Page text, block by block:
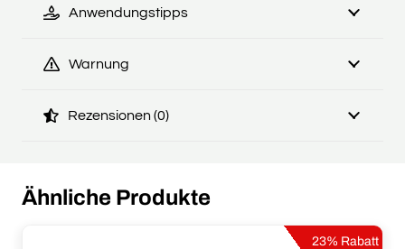
Anwendungstipps
Warnung
Rezensionen (0)
Ähnliche Produkte
23% Rabatt